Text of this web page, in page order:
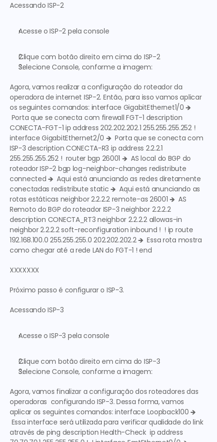
Acessando ISP-2
Acesse o ISP-2 pela console
Clique com botão direito em cima do ISP-2
Selecione Console, conforme a imagem:
Agora, vamos realizar a configuração do roteador da
operadora de internet ISP-2. Então, para isso vamos aplicar
os seguintes comandos: interface GigabitEthernet1/0 🡺
Porta que se conecta com firewall FGT-1 description
CONECTA-FGT-1 ip address 202.202.202.1 255.255.255.252 !
interface GigabitEthernet2/0 🡺  Porta que se conecta com
ISP-3 description CONECTA-R3 ip address 2.2.2.1
255.255.255.252 !  router bgp 26001 🡺  AS local do BGP do
roteador ISP-2 bgp log-neighbor-changes redistribute
connected 🡺  Aqui está anunciando as redes diretamente
conectadas redistribute static 🡺  Aqui está anunciando as
rotas estáticas neighbor 2.2.2.2 remote-as 26001 🡺  AS
Remoto do BGP do roteador ISP-3 neighbor 2.2.2.2
description CONECTA_RT3 neighbor 2.2.2.2 allowas-in
neighbor 2.2.2.2 soft-reconfiguration inbound !  ! ip route
192.168.100.0 255.255.255.0 202.202.202.2 🡺  Essa rota mostra
como chegar até a rede LAN do FGT-1 ! end
XXXXXXX
Próximo passo é configurar o ISP-3.
Acessando ISP-3
Acesse o ISP-3 pela console
Clique com botão direito em cima do ISP-3
Selecione Console, conforme a imagem:
Agora, vamos finalizar a configuração dos roteadores das
operadoras  configurando ISP-3. Dessa forma, vamos
aplicar os seguintes comandos: interface Loopback100 🡺
Essa interface será utilizada para verificar qualidade do link
através de ping description Health-Check  ip address